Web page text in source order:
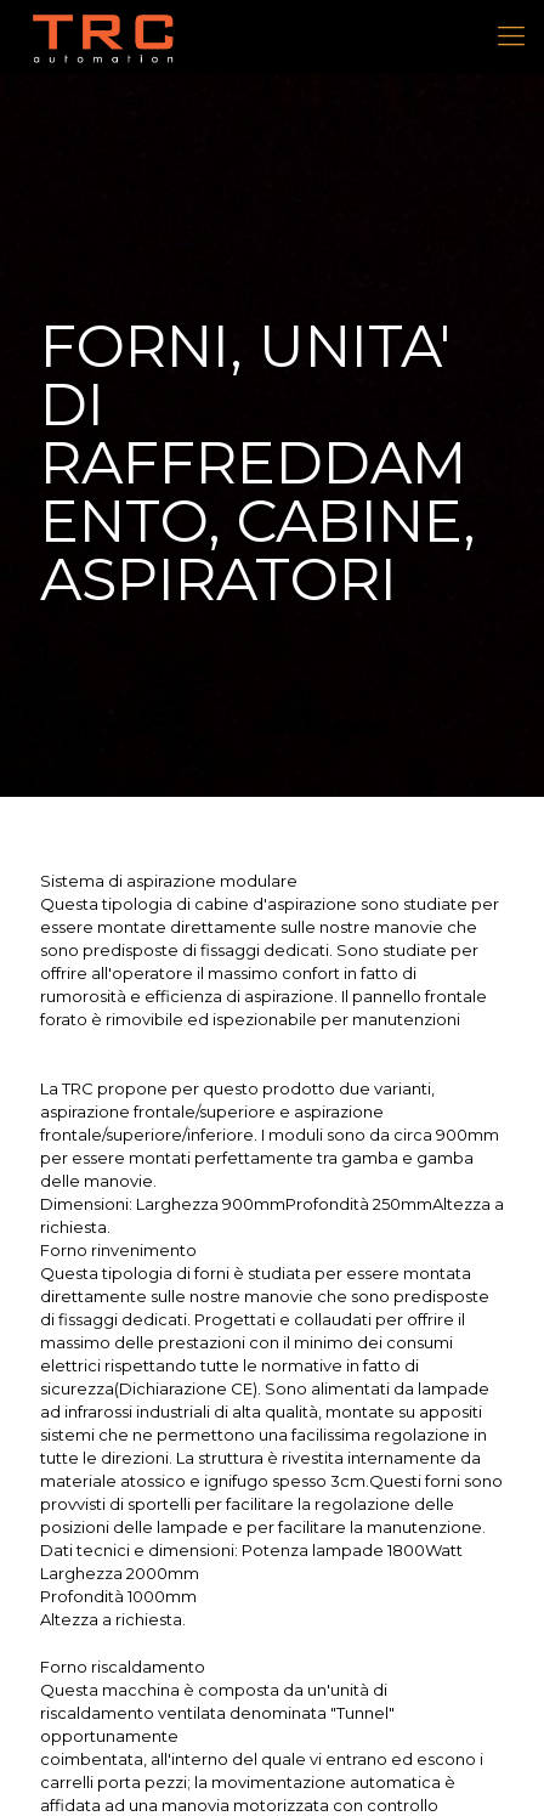
FORNI, UNITA'
DI
RAFFREDDAM
ENTO, CABINE,
ASPIRATORI
Sistema di aspirazione modulare
Questa tipologia di cabine d'aspirazione sono studiate per
essere montate direttamente sulle nostre manovie che
sono predisposte di fissaggi dedicati. Sono studiate per
offrire all'operatore il massimo confort in fatto di
rumorosità e efficienza di aspirazione. Il pannello frontale
forato è rimovibile ed ispezionabile per manutenzioni
La TRC propone per questo prodotto due varianti,
aspirazione frontale/superiore e aspirazione
frontale/superiore/inferiore. I moduli sono da circa 900mm
per essere montati perfettamente tra gamba e gamba
delle manovie.
Dimensioni: Larghezza 900mmProfondità 250mmAltezza a
richiesta.
Forno rinvenimento
Questa tipologia di forni è studiata per essere montata
direttamente sulle nostre manovie che sono predisposte
di fissaggi dedicati. Progettati e collaudati per offrire il
massimo delle prestazioni con il minimo dei consumi
elettrici rispettando tutte le normative in fatto di
sicurezza(Dichiarazione CE). Sono alimentati da lampade
ad infrarossi industriali di alta qualità, montate su appositi
sistemi che ne permettono una facilissima regolazione in
tutte le direzioni. La struttura è rivestita internamente da
materiale atossico e ignifugo spesso 3cm.Questi forni sono
provvisti di sportelli per facilitare la regolazione delle
posizioni delle lampade e per facilitare la manutenzione.
Dati tecnici e dimensioni: Potenza lampade 1800Watt
Larghezza 2000mm
Profondità 1000mm
Altezza a richiesta.
Forno riscaldamento
Questa macchina è composta da un'unità di
riscaldamento ventilata denominata "Tunnel"
opportunamente
coimbentata, all'interno del quale vi entrano ed escono i
carrelli porta pezzi; la movimentazione automatica è
affidata ad una manovia motorizzata con controllo